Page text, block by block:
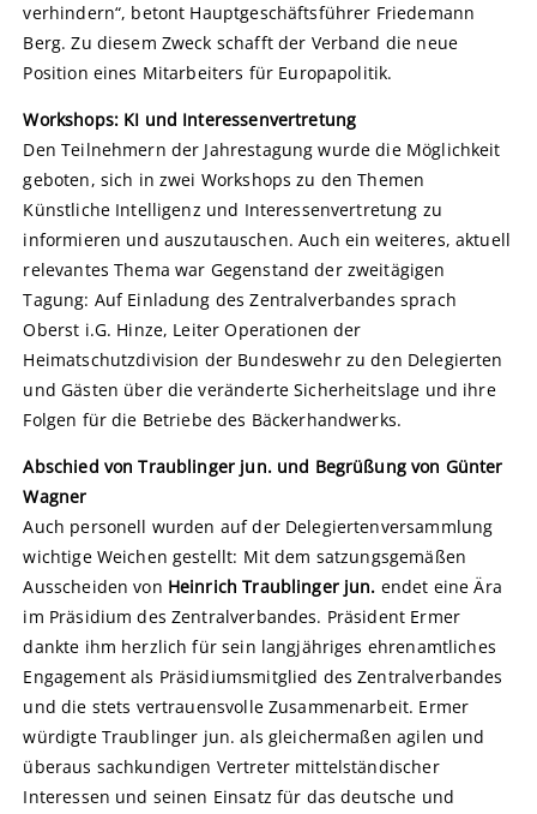
verhindern“, betont Hauptgeschäftsführer Friedemann
Berg. Zu diesem Zweck schafft der Verband die neue
Position eines Mitarbeiters für Europapolitik.
Workshops: KI und Interessenvertretung
Den Teilnehmern der Jahrestagung wurde die Möglichkeit
geboten, sich in zwei Workshops zu den Themen
Künstliche Intelligenz und Interessenvertretung zu
informieren und auszutauschen. Auch ein weiteres, aktuell
relevantes Thema war Gegenstand der zweitägigen
Tagung: Auf Einladung des Zentralverbandes sprach
Oberst i.G. Hinze, Leiter Operationen der
Heimatschutzdivision der Bundeswehr zu den Delegierten
und Gästen über die veränderte Sicherheitslage und ihre
Folgen für die Betriebe des Bäckerhandwerks.
Abschied von Traublinger jun. und Begrüßung von Günter
Wagner
Auch personell wurden auf der Delegiertenversammlung
wichtige Weichen gestellt: Mit dem satzungsgemäßen
Ausscheiden von Heinrich Traublinger jun. endet eine Ära
im Präsidium des Zentralverbandes. Präsident Ermer
dankte ihm herzlich für sein langjähriges ehrenamtliches
Engagement als Präsidiumsmitglied des Zentralverbandes
und die stets vertrauensvolle Zusammenarbeit. Ermer
würdigte Traublinger jun. als gleichermaßen agilen und
überaus sachkundigen Vertreter mittelständischer
Interessen und seinen Einsatz für das deutsche und